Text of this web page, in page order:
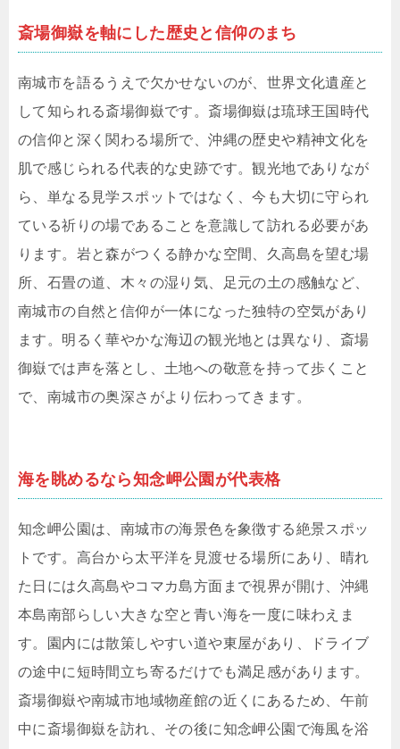
斎場御嶽を軸にした歴史と信仰のまち
南城市を語るうえで欠かせないのが、世界文化遺産と
して知られる斎場御嶽です。斎場御嶽は琉球王国時代
の信仰と深く関わる場所で、沖縄の歴史や精神文化を
肌で感じられる代表的な史跡です。観光地でありなが
ら、単なる見学スポットではなく、今も大切に守られ
ている祈りの場であることを意識して訪れる必要があ
ります。岩と森がつくる静かな空間、久高島を望む場
所、石畳の道、木々の湿り気、足元の土の感触など、
南城市の自然と信仰が一体になった独特の空気があり
ます。明るく華やかな海辺の観光地とは異なり、斎場
御嶽では声を落とし、土地への敬意を持って歩くこと
で、南城市の奥深さがより伝わってきます。
海を眺めるなら知念岬公園が代表格
知念岬公園は、南城市の海景色を象徴する絶景スポッ
トです。高台から太平洋を見渡せる場所にあり、晴れ
た日には久高島やコマカ島方面まで視界が開け、沖縄
本島南部らしい大きな空と青い海を一度に味わえま
す。園内には散策しやすい道や東屋があり、ドライブ
の途中に短時間立ち寄るだけでも満足感があります。
斎場御嶽や南城市地域物産館の近くにあるため、午前
中に斎場御嶽を訪れ、その後に知念岬公園で海風を浴